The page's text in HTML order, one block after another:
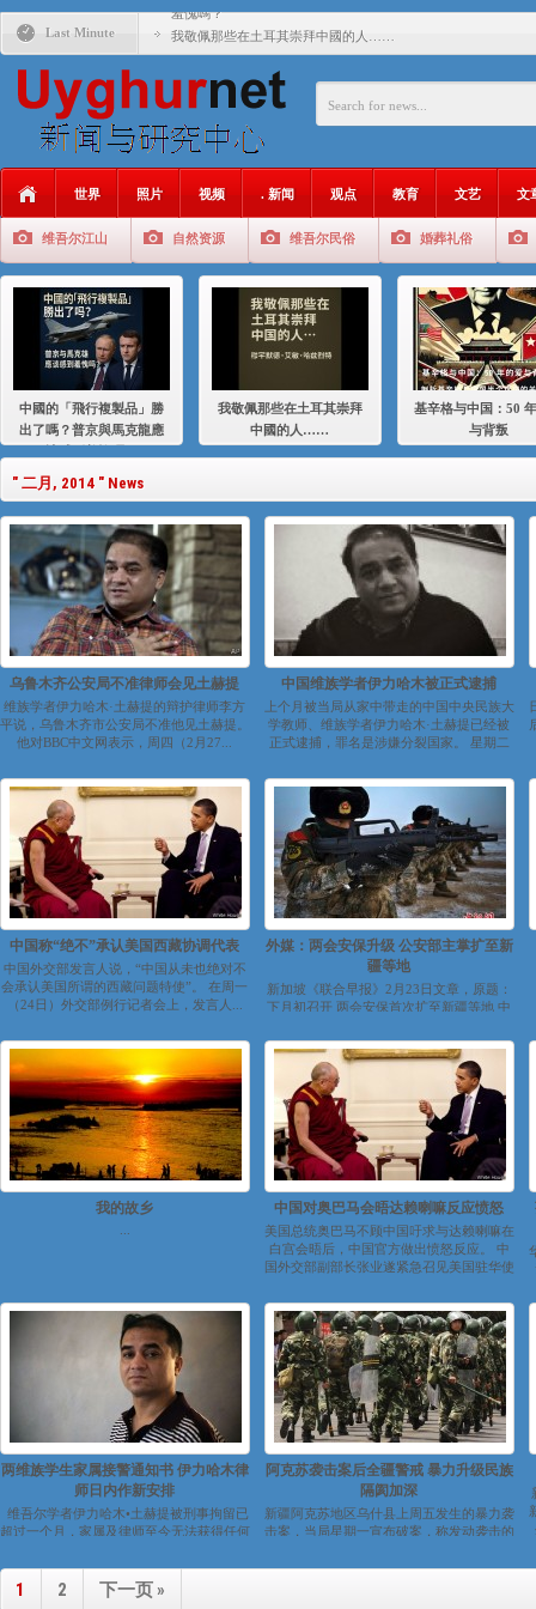
Last Minute
羞愧嗎？
我敬佩那些在土耳其崇拜中國的人……
基辛格与中国：50 年的爱与背叛
年的百年關係
大一统情结使魏京生失去理智 / 伊利夏提
伊利夏提：在自责与内疚中的挣扎
伊利夏提：消失在集中营的红衣女孩
伊利夏提：维吾尔种族灭绝
世界 照片 视频 . 新闻 观点 教育 文艺 文
维吾尔江山 自然资源 维吾尔民俗 婚葬礼俗
中國的「飛行複製品」勝
出了嗎？普京與馬克龍應
我敬佩那些在土耳其崇拜
中國的人……
基辛格与中国：50
与背叛
" 二月, 2014 " News
乌鲁木齐公安局不准律师会见土赫提
维族学者伊力哈木·土赫提的辩护律师李方
平说，乌鲁木齐市公安局不准他见土赫提。
他对BBC中文网表示，周四（2月27...
中国维族学者伊力哈木被正式逮捕
上个月被当局从家中带走的中国中央民族大
学教师、维族学者伊力哈木·土赫提已经被
正式逮捕，罪名是涉嫌分裂国家。 星期二
中国称“绝不”承认美国西藏协调代表
中国外交部发言人说，“中国从未也绝对不
会承认美国所谓的西藏问题特使”。 在周一
（24日）外交部例行记者会上，发言人...
外媒：两会安保升级 公安部主掌扩至新
疆等地
新加坡《联合早报》2月23日文章，原题：
下月初召开 两会安保首次扩至新疆等地 中
范...
我的故乡 中国对奥巴马会晤达赖喇嘛反应愤怒
美国总统奥巴马不顾中国吁求与达赖喇嘛在
白宫会晤后，中国官方做出愤怒反应。 中
国外交部副部长张业遂紧急召见美国驻华使
两维族学生家属接警通知书 伊力哈木律
师日内作新安排
维吾尔学者伊力哈木•土赫提被刑事拘留已
超过一个月，家属及律师至今无法获得任何
阿克苏袭击案后全疆警戒 暴力升级民族
隔阂加深
新疆阿克苏地区乌什县上周五发生的暴力袭
击案，当局星期一宣布破案，称发动袭击的
称...
1 2 下一页 »